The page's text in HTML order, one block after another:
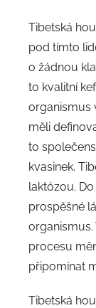
Tibetská
pod tímto
o žádnou
to kvalitní
organismus
měli
to
kvasinek.
laktózou.
prospěšné
procesu
připomínat
Tibetská